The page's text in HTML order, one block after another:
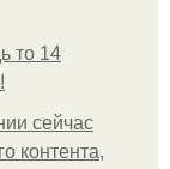
то 14
сейчас
контента,